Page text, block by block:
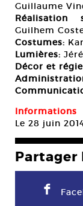
Guillaume
Guilhem
Costumes:
Lumières:
Décor et
Informations
Le 28 juin
Partager
F